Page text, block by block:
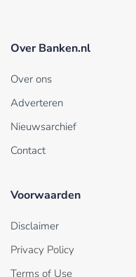
Over Banken.nl
Over ons
Adverteren
Nieuwsarchief
Contact
Voorwaarden
Disclaimer
Privacy Policy
Terms of Use